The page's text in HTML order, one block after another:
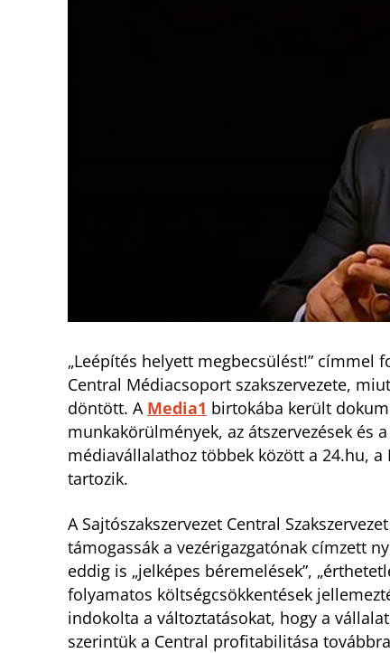
„Leépítés helyett megbecsülést!” címmel
Central Médiacsoport szakszervezete,
döntött. A Media1 birtokába került
munkakörülmények, az átszervezések és
médiavállalathoz többek között a 24.hu, a
tartozik.
A Sajtószakszervezet Central
támogassák a vezérigazgatónak címzett
eddig is „jelképes béremelések”,
folyamatos költségcsökkentések
indokolta a változtatásokat, hogy a
szerintük a Central profitabilitása